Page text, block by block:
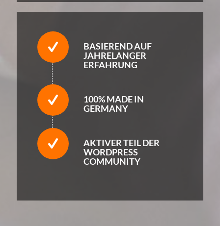
BASIEREND AUF
JAHRELANGER
ERFAHRUNG
100% MADE IN
GERMANY
AKTIVER TEIL DER
WORDPRESS
COMMUNITY